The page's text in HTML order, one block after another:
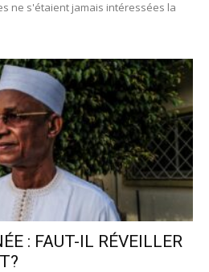
ne s'étaient jamais intéressées la
: FAUT-IL RÉVEILLER